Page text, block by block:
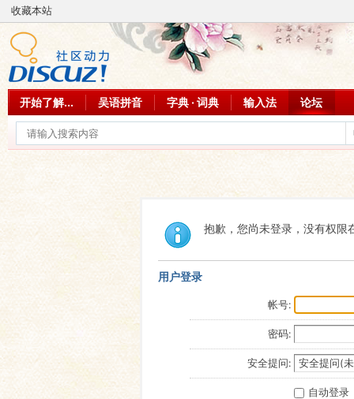
收藏本站
开始了解... 吴语拼音 字典 · 词典 输入法 论坛
抱歉，您尚未登录，没有权限
用户登录
帐号:
密码:
安全提问:
自动登录